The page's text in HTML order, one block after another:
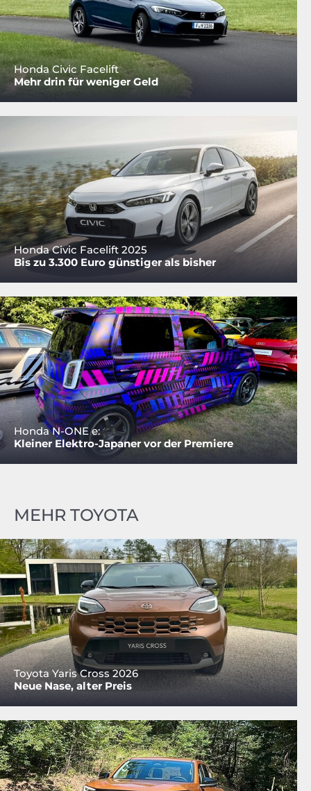
Honda Civic Facelift
Mehr drin für weniger Geld
Honda Civic Facelift 2025
Bis zu 3.300 Euro günstiger als bisher
Honda N-ONE e:
Kleiner Elektro-Japaner vor der Premiere
MEHR TOYOTA
Toyota Yaris Cross 2026
Neue Nase, alter Preis